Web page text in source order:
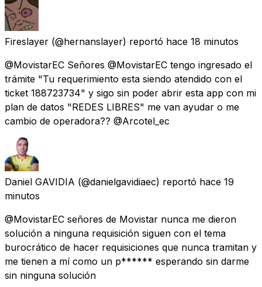
Fireslayer (@hernanslayer) reportó hace 18 minutos
@MovistarEC Señores @MovistarEC tengo ingresado el
trámite "Tu requerimiento esta siendo atendido con el
ticket 188723734" y sigo sin poder abrir esta app con mi
plan de datos "REDES LIBRES" me van ayudar o me
cambio de operadora?? @Arcotel_ec
Daniel GAVIDIA (@danielgavidiaec) reportó hace 19
minutos
@MovistarEC señores de Movistar nunca me dieron
solución a ninguna requisición siguen con el tema
burocrático de hacer requisiciones que nunca tramitan y
me tienen a mí como un p****** esperando sin darme
sin ninguna solución